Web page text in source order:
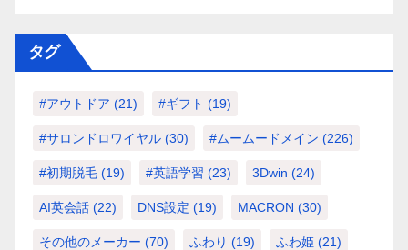
タグ
#アウトドア (21) #ギフト (19)
#サロンドロワイヤル (30) #ムームードメイン (226)
#初期脱毛 (19) #英語学習 (23) 3Dwin (24)
AI英会話 (22) DNS設定 (19) MACRON (30)
その他のメーカー (70) ふわり (19) ふわ姫 (21)